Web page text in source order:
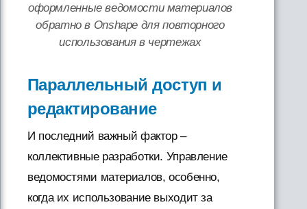
оформленные ведомости материалов
обратно в Onshape для повторного
использования в чертежах
Параллельный доступ и
редактирование
И последний важный фактор –
коллективные разработки. Управление
ведомостями материалов, особенно,
когда их использование выходит за